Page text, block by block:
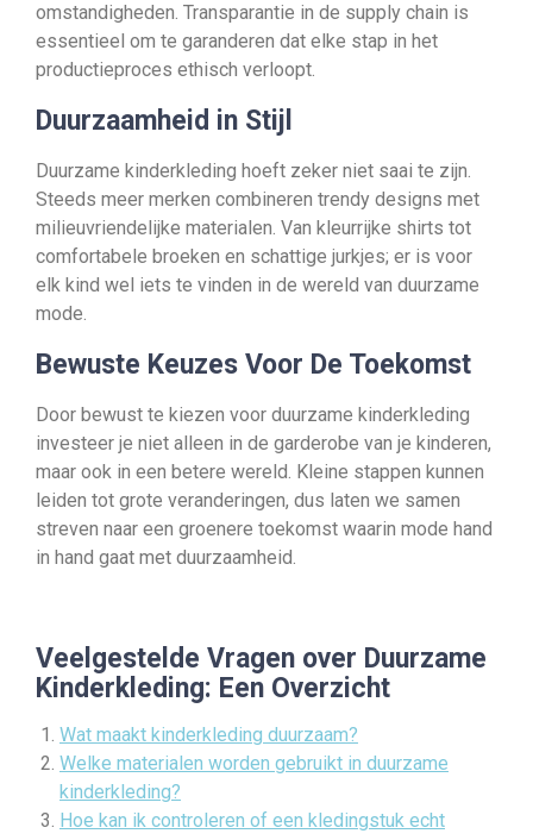
omstandigheden. Transparantie in de supply chain is
essentieel om te garanderen dat elke stap in het
productieproces ethisch verloopt.
Duurzaamheid in Stijl
Duurzame kinderkleding hoeft zeker niet saai te zijn.
Steeds meer merken combineren trendy designs met
milieuvriendelijke materialen. Van kleurrijke shirts tot
comfortabele broeken en schattige jurkjes; er is voor
elk kind wel iets te vinden in de wereld van duurzame
mode.
Bewuste Keuzes Voor De Toekomst
Door bewust te kiezen voor duurzame kinderkleding
investeer je niet alleen in de garderobe van je kinderen,
maar ook in een betere wereld. Kleine stappen kunnen
leiden tot grote veranderingen, dus laten we samen
streven naar een groenere toekomst waarin mode hand
in hand gaat met duurzaamheid.
Veelgestelde Vragen over Duurzame
Kinderkleding: Een Overzicht
Wat maakt kinderkleding duurzaam?
Welke materialen worden gebruikt in duurzame
kinderkleding?
Hoe kan ik controleren of een kledingstuk echt